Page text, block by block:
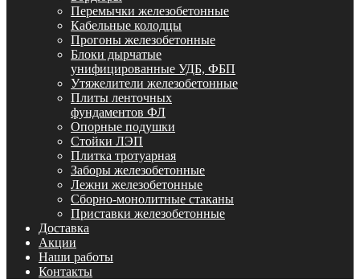
Перемычки железобетонные
Кабельные колодцы
Прогоны железобетонные
Блоки дырчатые
унифицированные УДБ, ФБП
Утяжелители железобетонные
Плиты ленточных
фундаментов ФЛ
Опорные подушки
Стойки ЛЭП
Плитка тротуарная
Заборы железобетонные
Лежни железобетонные
Сборно-монолитные стаканы
Приставки железобетонные
Доставка
Акции
Наши работы
Контакты